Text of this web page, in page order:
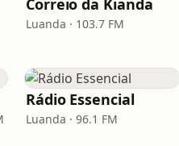
Correio da Kianda
Luanda · 103.7 FM
Rádio Essencial
Luanda · 96.1 FM